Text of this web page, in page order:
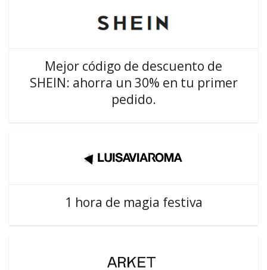
Mejor código de descuento de
SHEIN: ahorra un 30% en tu primer
pedido.
1 hora de magia festiva